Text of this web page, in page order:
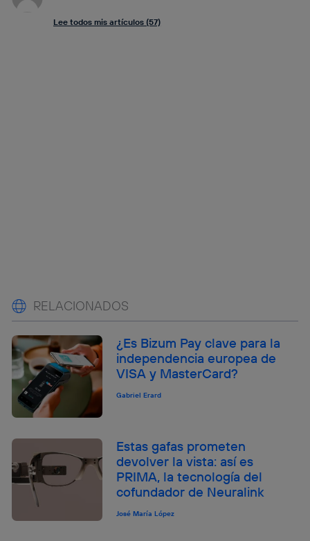
Lee todos mis artículos (57)
RELACIONADOS
¿Es Bizum Pay clave para la
independencia europea de
VISA y MasterCard?
Gabriel Erard
Estas gafas prometen
devolver la vista: así es
PRIMA, la tecnología del
cofundador de Neuralink
José María López